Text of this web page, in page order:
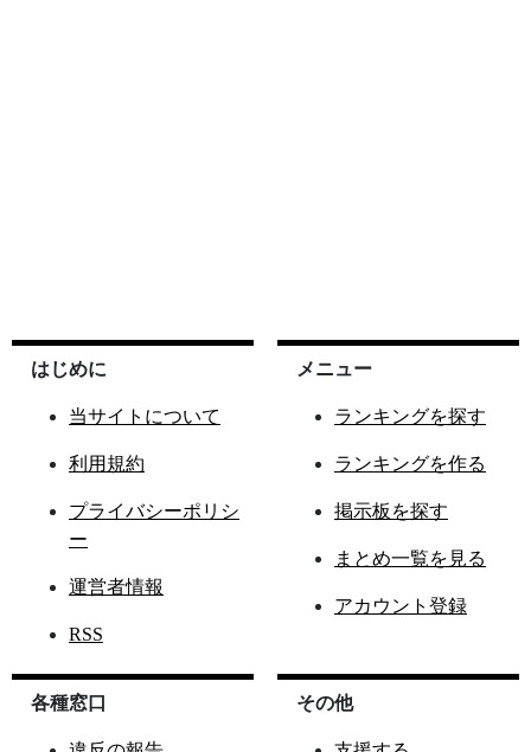
はじめに
当サイトについて
利用規約
プライバシーポリシ
ー
運営者情報
RSS
メニュー
ランキングを探す
ランキングを作る
掲示板を探す
まとめ一覧を見る
アカウント登録
各種窓口 その他